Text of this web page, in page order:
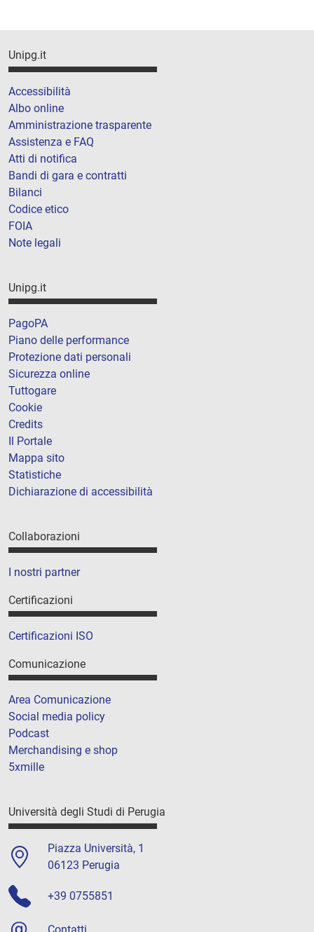
Unipg.it
Accessibilità
Albo online
Amministrazione trasparente
Assistenza e FAQ
Atti di notifica
Bandi di gara e contratti
Bilanci
Codice etico
FOIA
Note legali
Unipg.it
PagoPA
Piano delle performance
Protezione dati personali
Sicurezza online
Tuttogare
Cookie
Credits
Il Portale
Mappa sito
Statistiche
Dichiarazione di accessibilità
Collaborazioni
I nostri partner
Certificazioni
Certificazioni ISO
Comunicazione
Area Comunicazione
Social media policy
Podcast
Merchandising e shop
5xmille
Università degli Studi di Perugia
Piazza Università, 1
06123 Perugia
+39 0755851
Contatti